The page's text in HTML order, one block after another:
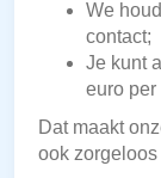
We
contact;
Je kunt
euro per
Dat maakt
ook